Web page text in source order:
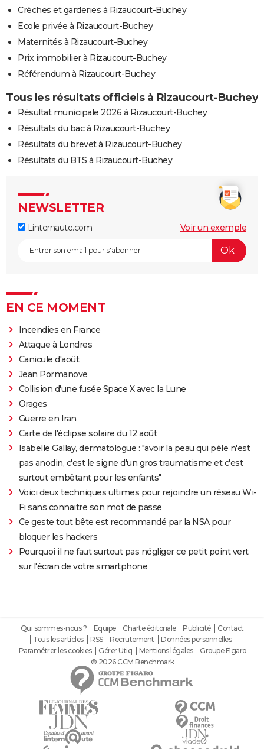
Crèches et garderies à Rizaucourt-Buchey
Ecole privée à Rizaucourt-Buchey
Maternités à Rizaucourt-Buchey
Prix immobilier à Rizaucourt-Buchey
Référendum à Rizaucourt-Buchey
Tous les résultats officiels à Rizaucourt-Buchey
Résultat municipale 2026 à Rizaucourt-Buchey
Résultats du bac à Rizaucourt-Buchey
Résultats du brevet à Rizaucourt-Buchey
Résultats du BTS à Rizaucourt-Buchey
NEWSLETTER
Linternaute.com Voir un exemple
EN CE MOMENT
Incendies en France
Attaque à Londres
Canicule d'août
Jean Pormanove
Collision d'une fusée Space X avec la Lune
Orages
Guerre en Iran
Carte de l'éclipse solaire du 12 août
Isabelle Gallay, dermatologue : "avoir la peau qui pèle n'est
pas anodin, c'est le signe d'un gros traumatisme et c'est
surtout embêtant pour les enfants"
Voici deux techniques ultimes pour rejoindre un réseau Wi-
Fi sans connaitre son mot de passe
Ce geste tout bête est recommandé par la NSA pour
bloquer les hackers
Pourquoi il ne faut surtout pas négliger ce petit point vert
sur l'écran de votre smartphone
Qui sommes-nous ? Equipe Charte éditoriale Publicité
Contact
Tous les articles
RSS Recrutement
Données personnelles
Paramétrer les cookies
Gérer Utiq Mentions légales
Groupe Figaro
© 2026 CCM Benchmark